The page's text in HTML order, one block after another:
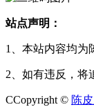
站点声明：
1、本站内容均为
2、如有违反，将
CCopyright © 陈